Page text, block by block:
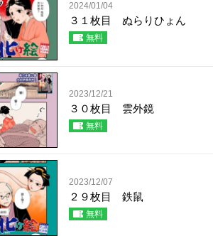
2024/01/04
３１枚目 ぬらりひょん
無料
2023/12/21
３０枚目 雲外鏡
無料
2023/12/07
２９枚目 鉄鼠
無料